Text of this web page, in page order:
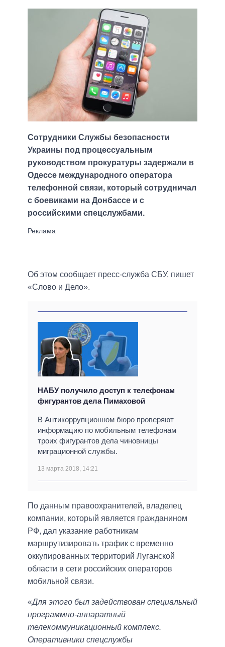
Сотрудники Службы безопасности
Украины под процессуальным
руководством прокуратуры задержали в
Одессе международного оператора
телефонной связи, который сотрудничал
с боевиками на Донбассе и с
российскими спецслужбами.
Об этом сообщает пресс-служба СБУ, пишет
«Слово и Дело».
НАБУ получило доступ к телефонам
фигурантов дела Пимаховой
В Антикоррупционном бюро проверяют
информацию по мобильным телефонам
троих фигурантов дела чиновницы
миграционной службы.
13 марта 2018, 14:21
По данным правоохранителей, владелец
компании, который является гражданином
РФ, дал указание работникам
маршрутизировать трафик с временно
оккупированных территорий Луганской
области в сети российских операторов
мобильной связи.
«Для этого был задействован специальный
программно-аппаратный
телекоммуникационный комплекс.
Оперативники спецслужбы